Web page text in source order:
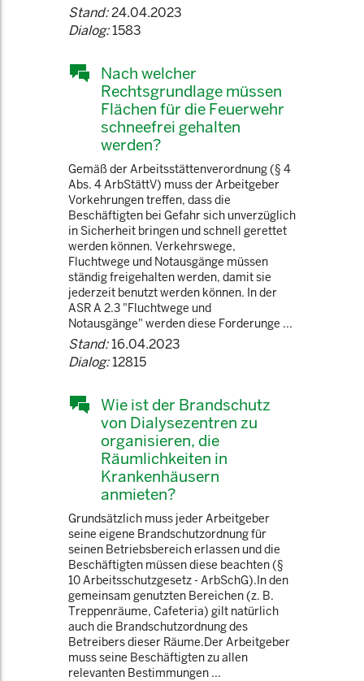
Stand:24.04.2023
Dialog:1583
Nach welcher
Rechtsgrundlage müssen
Flächen für die Feuerwehr
schneefrei gehalten
werden?
Gemäß der Arbeitsstättenverordnung (§ 4
Abs. 4 ArbStättV) muss der Arbeitgeber
Vorkehrungen treffen, dass die
Beschäftigten bei Gefahr sich unverzüglich
in Sicherheit bringen und schnell gerettet
werden können. Verkehrswege,
Fluchtwege und Notausgänge müssen
ständig freigehalten werden, damit sie
jederzeit benutzt werden können. In der
ASR A 2.3 "Fluchtwege und
Notausgänge" werden diese Forderunge ...
Stand:16.04.2023
Dialog:12815
Wie ist der Brandschutz
von Dialysezentren zu
organisieren, die
Räumlichkeiten in
Krankenhäusern
anmieten?
Grundsätzlich muss jeder Arbeitgeber
seine eigene Brandschutzordnung für
seinen Betriebsbereich erlassen und die
Beschäftigten müssen diese beachten (§
10 Arbeitsschutzgesetz - ArbSchG).In den
gemeinsam genutzten Bereichen (z. B.
Treppenräume, Cafeteria) gilt natürlich
auch die Brandschutzordnung des
Betreibers dieser Räume.Der Arbeitgeber
muss seine Beschäftigten zu allen
relevanten Bestimmungen ...